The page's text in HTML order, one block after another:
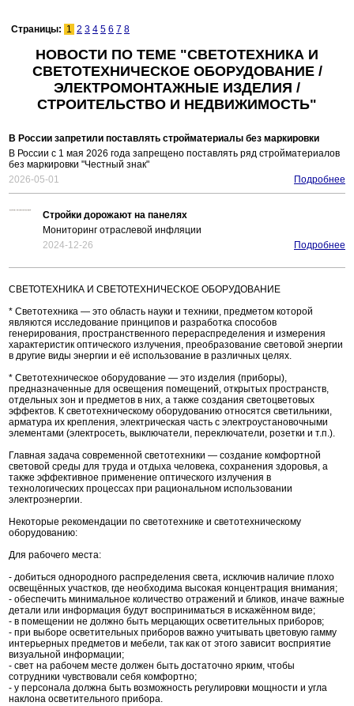
Страницы: 1 2 3 4 5 6 7 8
НОВОСТИ ПО ТЕМЕ "СВЕТОТЕХНИКА И
СВЕТОТЕХНИЧЕСКОЕ ОБОРУДОВАНИЕ /
ЭЛЕКТРОМОНТАЖНЫЕ ИЗДЕЛИЯ /
СТРОИТЕЛЬСТВО И НЕДВИЖИМОСТЬ"
В России запретили поставлять стройматериалы без маркировки
В России с 1 мая 2026 года запрещено поставлять ряд стройматериалов
без маркировки "Честный знак"
2026-05-01
Подробнее
Стройки дорожают на панелях
Мониторинг отраслевой инфляции
2024-12-26
Подробнее
СВЕТОТЕХНИКА И СВЕТОТЕХНИЧЕСКОЕ ОБОРУДОВАНИЕ
* Светотехника — это область науки и техники, предметом которой
являются исследование принципов и разработка способов
генерирования, пространственного перераспределения и измерения
характеристик оптического излучения, преобразование световой энергии
в другие виды энергии и её использование в различных целях.
* Светотехническое оборудование — это изделия (приборы),
предназначенные для освещения помещений, открытых пространств,
отдельных зон и предметов в них, а также создания светоцветовых
эффектов. К светотехническому оборудованию относятся светильники,
арматура их крепления, электрическая часть с электроустановочными
элементами (электросеть, выключатели, переключатели, розетки и т.п.).
Главная задача современной светотехники — создание комфортной
световой среды для труда и отдыха человека, сохранения здоровья, а
также эффективное применение оптического излучения в
технологических процессах при рациональном использовании
электроэнергии.
Некоторые рекомендации по светотехнике и светотехническому
оборудованию:
Для рабочего места:
- добиться однородного распределения света, исключив наличие плохо
освещённых участков, где необходима высокая концентрация внимания;
- обеспечить минимальное количество отражений и бликов, иначе важные
детали или информация будут восприниматься в искажённом виде;
- в помещении не должно быть мерцающих осветительных приборов;
- при выборе осветительных приборов важно учитывать цветовую гамму
интерьерных предметов и мебели, так как от этого зависит восприятие
визуальной информации;
- свет на рабочем месте должен быть достаточно ярким, чтобы
сотрудники чувствовали себя комфортно;
- у персонала должна быть возможность регулировки мощности и угла
наклона осветительного прибора.